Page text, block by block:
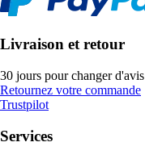
Livraison et retour
30 jours pour changer d'avis
Retournez votre commande
Trustpilot
Services